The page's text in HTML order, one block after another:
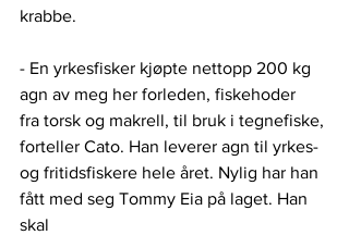
krabbe.
- En yrkesfisker kjøpte nettopp 200 kg
agn av meg her forleden, fiskehoder
fra torsk og makrell, til bruk i tegnefiske,
forteller Cato. Han leverer agn til yrkes-
og fritidsfiskere hele året. Nylig har han
fått med seg Tommy Eia på laget. Han
skal